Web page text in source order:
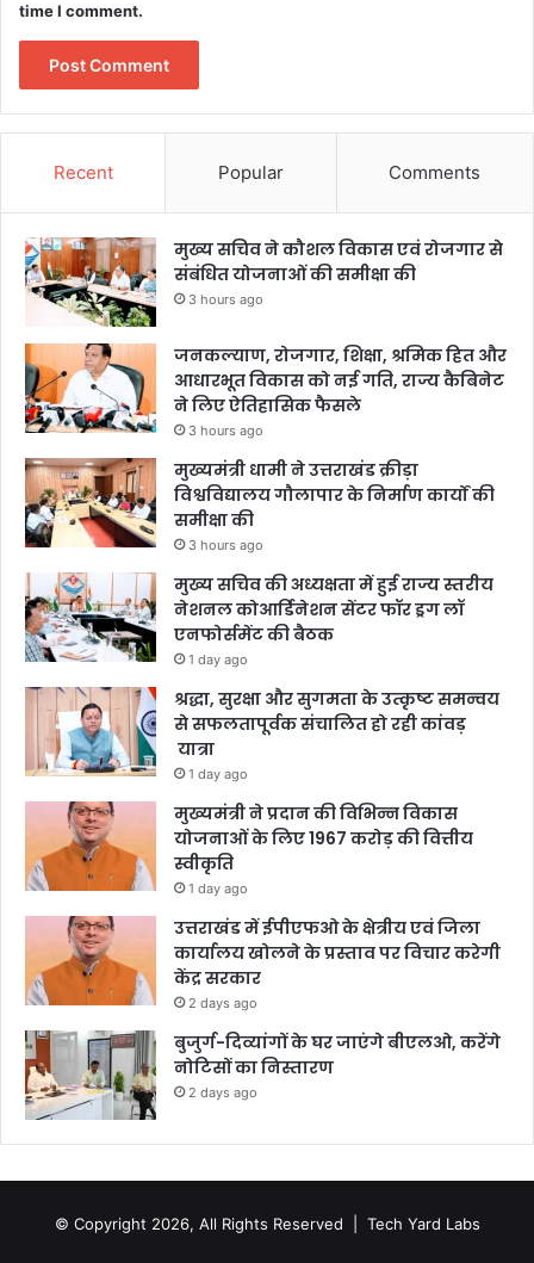
time I comment.
Recent Popular Comments
मुख्य सचिव ने कौशल विकास एवं रोजगार से
संबंधित योजनाओं की समीक्षा की
3 hours ago
जनकल्याण, रोजगार, शिक्षा, श्रमिक हित और
आधारभूत विकास को नई गति, राज्य कैबिनेट
ने लिए ऐतिहासिक फैसले
3 hours ago
मुख्यमंत्री धामी ने उत्तराखंड क्रीड़ा
विश्वविद्यालय गौलापार के निर्माण कार्यों की
समीक्षा की
3 hours ago
मुख्य सचिव की अध्यक्षता में हुई राज्य स्तरीय
नेशनल कोआर्डिनेशन सेंटर फॉर ड्रग लॉ
एनफोर्समेंट की बैठक
1 day ago
श्रद्धा, सुरक्षा और सुगमता के उत्कृष्ट समन्वय
से सफलतापूर्वक संचालित हो रही कांवड़
यात्रा
1 day ago
मुख्यमंत्री ने प्रदान की विभिन्न विकास
योजनाओं के लिए 1967 करोड़ की वित्तीय
स्वीकृति
1 day ago
उत्तराखंड में ईपीएफओ के क्षेत्रीय एवं जिला
कार्यालय खोलने के प्रस्ताव पर विचार करेगी
केंद्र सरकार
2 days ago
बुजुर्ग-दिव्यांगों के घर जाएंगे बीएलओ, करेंगे
नोटिसों का निस्तारण
2 days ago
© Copyright 2026, All Rights Reserved | Tech Yard Labs